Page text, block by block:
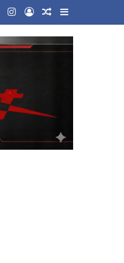
Instagram
Log InRandom Article
Sidebar